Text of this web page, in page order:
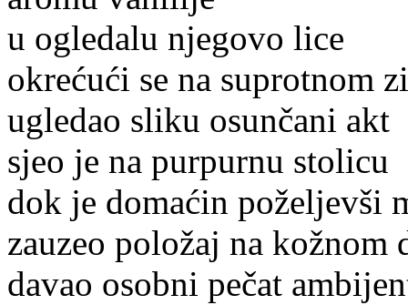
u ogledalu njegovo lice
okrećući se na suprotnom
ugledao sliku osunčani akt
sjeo je na purpurnu stolicu
dok je domaćin poželjevši
zauzeo položaj na kožnom
davao osobni pečat